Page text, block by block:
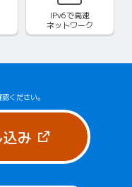
IPv6で高速
ネットワーク
ください。
み（新しいタブ